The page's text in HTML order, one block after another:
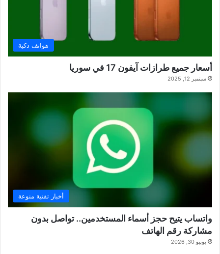
هواتف ذكية
أسعار جميع طرازات آيفون 17 في سوريا
سبتمبر 12, 2025
أخبار تقنية منوعة
واتساب يتيح حجز أسماء المستخدمين.. تواصل بدون
مشاركة رقم الهاتف
يونيو 30, 2026